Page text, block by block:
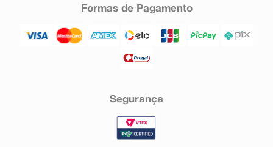
Formas de Pagamento
Segurança